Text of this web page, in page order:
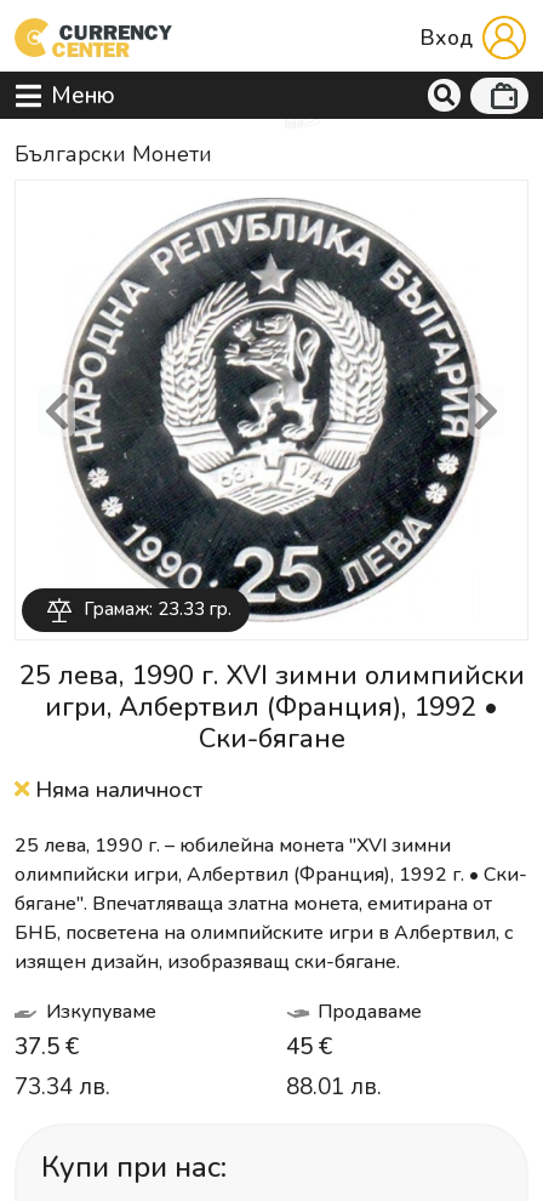
Вход
Меню
Български Монети
Грамаж: 23.33 гр.
Previous Next
25 лева, 1990 г. XVI зимни олимпийски
игри, Албертвил (Франция), 1992 •
Ски-бягане
Няма наличност
25 лева, 1990 г. – юбилейна монета "XVI зимни
олимпийски игри, Албертвил (Франция), 1992 г. • Ски-
бягане". Впечатляваща златна монета, емитирана от
БНБ, посветена на олимпийските игри в Албертвил, с
изящен дизайн, изобразяващ ски-бягане.
Изкупуваме
37.5 €
73.34 лв.
Продаваме
45 €
88.01 лв.
Купи при нас: